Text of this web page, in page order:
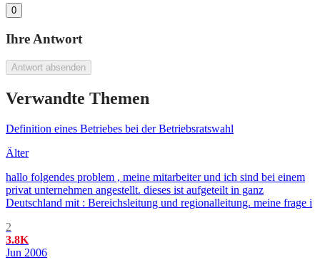
0
Ihre Antwort
Antwort absenden
Verwandte Themen
Definition eines Betriebes bei der Betriebsratswahl
Älter
hallo folgendes problem , meine mitarbeiter und ich sind bei einem
privat unternehmen angestellt. dieses ist aufgeteilt in ganz
Deutschland mit : Bereichsleitung und regionalleitung. meine frage i
2
3.8K
Jun 2006